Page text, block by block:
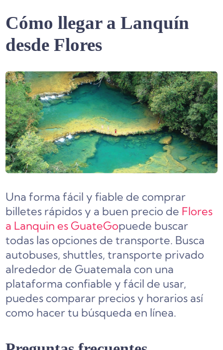
Cómo llegar a Lanquín
desde Flores
Una forma fácil y fiable de comprar
billetes rápidos y a buen precio de Flores
a Lanquin es GuateGopuede buscar
todas las opciones de transporte. Busca
autobuses, shuttles, transporte privado
alrededor de Guatemala con una
plataforma confiable y fácil de usar,
puedes comparar precios y horarios así
como hacer tu búsqueda en línea.